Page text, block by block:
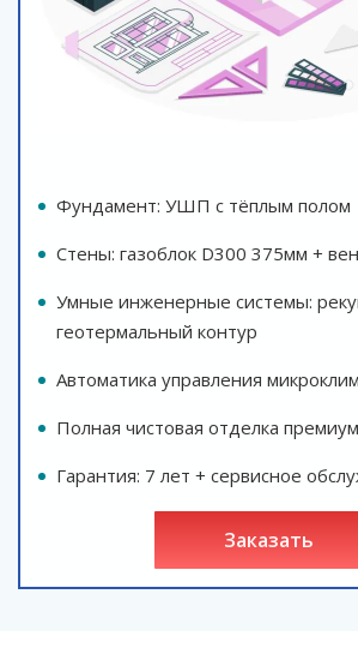
Фундамент: УШП с тёплым полом
Стены: газоблок D300 375мм +
Умные инженерные системы:
геотермальный контур
Автоматика управления
Полная чистовая отделка
Гарантия: 7 лет + сервисное
заказать